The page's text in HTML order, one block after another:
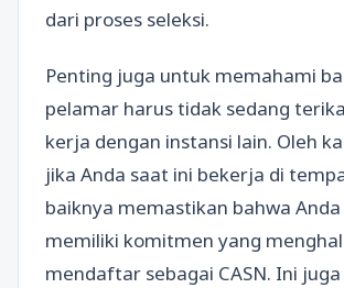
dari proses seleksi.
Penting juga untuk memahami
pelamar harus tidak sedang
kerja dengan instansi lain. Oleh
jika Anda saat ini bekerja di
baiknya memastikan bahwa
memiliki komitmen yang
mendaftar sebagai CASN. Ini